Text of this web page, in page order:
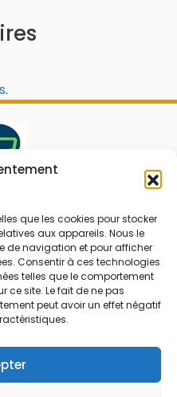
que les cookies pour stocker
aux appareils. Nous le
de navigation et pour afficher
Consentir à ces technologies
telles que le comportement
ce site. Le fait de ne pas
peut avoir un effet négatif
.
réduit !
Bonnes affaires
Code réduction
Bons plans
Soldes
Rentrée